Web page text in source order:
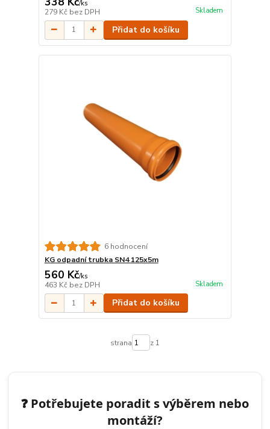
/ks
279 Kč bez DPH Skladem
Přidat do košíku
6 hodnocení
KG odpadní trubka SN4 125x5m
560 Kč/ks
463 Kč bez DPH Skladem
Přidat do košíku
strana z 1
❓ Potřebujete poradit s výběrem nebo
montáží?